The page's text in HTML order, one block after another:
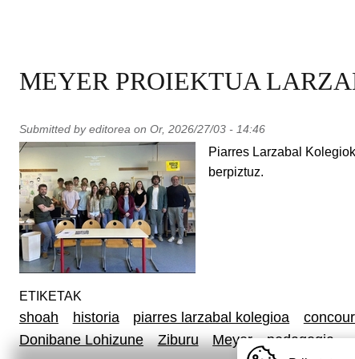
MEYER PROIEKTUA
Submitted by editorea on Or, 2026/27/03 - 14:46
Piarres Larzabal
berpiztuz.
ETIKETAK
shoah historia piarres larzabal kolegioa
Donibane Lohizune
Ziburu Meyer pedagogia